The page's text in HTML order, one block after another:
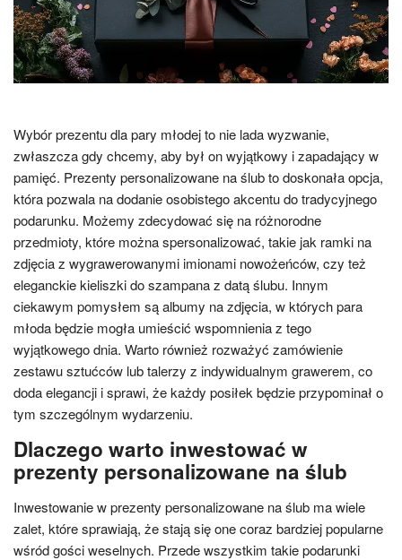
Wybór prezentu dla pary młodej to nie lada wyzwanie,
zwłaszcza gdy chcemy, aby był on wyjątkowy i zapadający w
pamięć. Prezenty personalizowane na ślub to doskonała opcja,
która pozwala na dodanie osobistego akcentu do tradycyjnego
podarunku. Możemy zdecydować się na różnorodne
przedmioty, które można spersonalizować, takie jak ramki na
zdjęcia z wygrawerowanymi imionami nowożeńców, czy też
eleganckie kieliszki do szampana z datą ślubu. Innym
ciekawym pomysłem są albumy na zdjęcia, w których para
młoda będzie mogła umieścić wspomnienia z tego
wyjątkowego dnia. Warto również rozważyć zamówienie
zestawu sztućców lub talerzy z indywidualnym grawerem, co
doda elegancji i sprawi, że każdy posiłek będzie przypominał o
tym szczególnym wydarzeniu.
Dlaczego warto inwestować w
prezenty personalizowane na ślub
Inwestowanie w prezenty personalizowane na ślub ma wiele
zalet, które sprawiają, że stają się one coraz bardziej popularne
wśród gości weselnych. Przede wszystkim takie podarunki